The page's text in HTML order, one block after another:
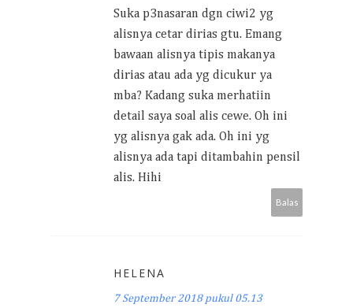
Suka p3nasaran dgn ciwi2 yg
alisnya cetar dirias gtu. Emang
bawaan alisnya tipis makanya
dirias atau ada yg dicukur ya
mba? Kadang suka merhatiin
detail saya soal alis cewe. Oh ini
yg alisnya gak ada. Oh ini yg
alisnya ada tapi ditambahin pensil
alis. Hihi
Balas
HELENA
7 September 2018 pukul 05.13